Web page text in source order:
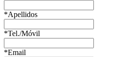
*Apellidos
*Tel./Móvil
*Email